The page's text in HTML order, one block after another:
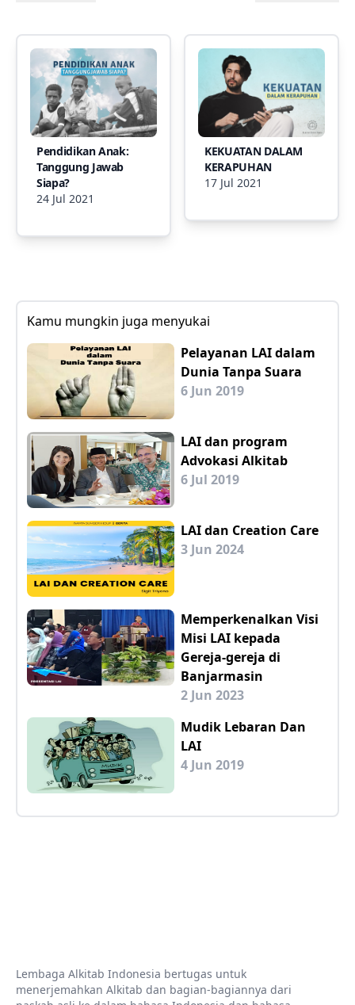
Pendidikan Anak:
Tanggung Jawab
Siapa?
24 Jul 2021
KEKUATAN DALAM
KERAPUHAN
17 Jul 2021
Kamu mungkin juga menyukai
Pelayanan LAI dalam
Dunia Tanpa Suara
6 Jun 2019
LAI dan program
Advokasi Alkitab
6 Jul 2019
LAI dan Creation Care
3 Jun 2024
Memperkenalkan Visi
Misi LAI kepada
Gereja-gereja di
Banjarmasin
2 Jun 2023
Mudik Lebaran Dan
LAI
4 Jun 2019
Lembaga Alkitab Indonesia bertugas untuk
menerjemahkan Alkitab dan bagian-bagiannya dari